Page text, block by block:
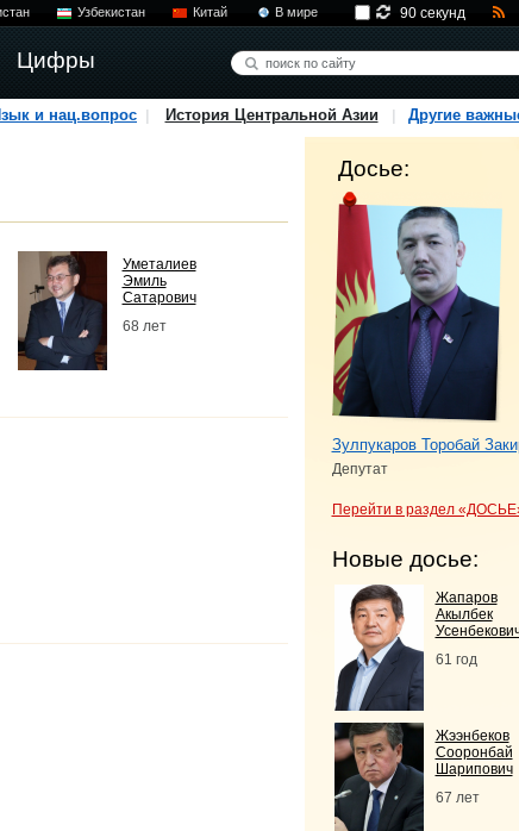
Узбекистан Китай В мире
Цифры
90 секунд
и нац.вопрос История Центральной Азии Другие
Уметалиев
Эмиль
Сатарович
68 лет
Досье:
Зулпукаров Торобай
Депутат
Перейти в раздел
Новые досье:
Жапаров
Акылбек
61 год
Жээнбеков
Сооронбай
Шарипович
67 лет